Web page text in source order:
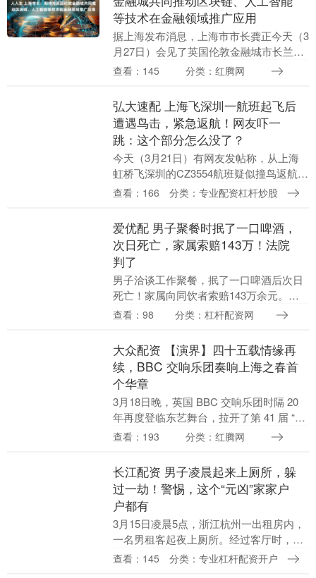
等技术在金融领域推广应用
据上海发布消息，上海市市长龚正今天（3
月27日）会见了英国伦敦金融城市长兰淑
安一行。 龚正说，金融是上海最重要的城
实力以及人....
查看：145 分类：红腾网
弘大速配 上海飞深圳一航班起飞后
遭遇鸟击，紧急返航！网友吓一
跳：这个部分怎么没了？
今天（3月21日）有网友发帖称，从上海
虹桥飞深圳的CZ3554航班疑似撞鸟返航。
网友发布的图片显示飞机机鼻的雷达罩疑
@....
查看：166 分类：专业配资杠杆炒股
爱优配 男子聚餐时抿了一口啤酒，
次日死亡，家属索赔143万！法院
判了
男子洽谈工作聚餐，抿了一口啤酒后次日
死亡！家属向同饮者索赔143万余元。法
院会怎么判？ 陕西一名男子吴某赴某公司
前，吴某告....
查看：98 分类：杠杆配资网
大众配资 【演界】四十五载情缘再
续，BBC 交响乐团奏响上海之春首
个华章
3月18日晚，英国 BBC 交响乐团时隔 20
年再度登临东艺舞台，拉开了第 41 届 “上
海之春” 国际音乐节的帷幕。 此次演出恰
查看：193 分类：红腾网
长江配资 男子凌晨起来上厕所，躲
过一劫！警惕，这个“元凶”家家户
户都有
3月15日凌晨5点，浙江杭州一出租房内，
一名男租客起夜上厕所。经过客厅时，睡
眼惺忪瞄到墙边有火光闪烁，走近一看，
查看：145 分类：专业杠杆配资开户